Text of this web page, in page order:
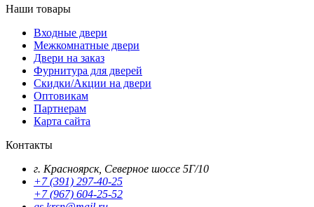
Наши товары
Входные двери
Межкомнатные двери
Двери на заказ
Фурнитура для дверей
Скидки/Акции на двери
Оптовикам
Партнерам
Карта сайта
Контакты
г. Красноярск, Северное шоссе 5Г/10
+7 (391) 297-40-25
+7 (967) 604-25-52